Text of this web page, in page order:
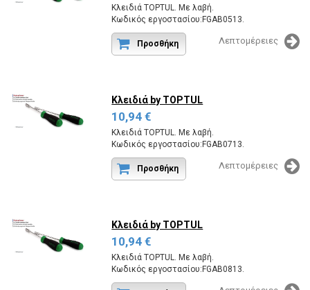
Κλειδιά TOPTUL. Με λαβή.
Κωδικός εργοστασίου:FGAB0513.
Προσθήκη Λεπτομέρειες
Κλειδιά by TOPTUL
10,94 €
Κλειδιά TOPTUL. Με λαβή.
Κωδικός εργοστασίου:FGAB0713.
Προσθήκη Λεπτομέρειες
Κλειδιά by TOPTUL
10,94 €
Κλειδιά TOPTUL. Με λαβή.
Κωδικός εργοστασίου:FGAB0813.